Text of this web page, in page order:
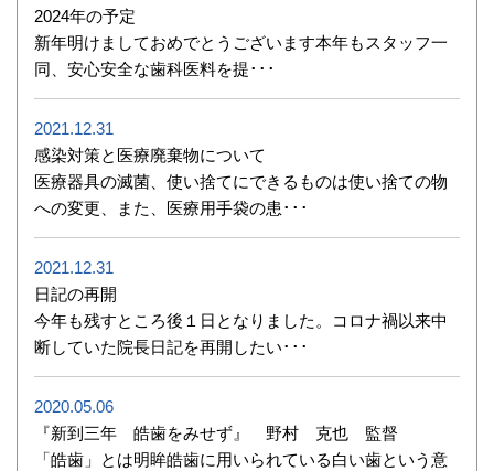
2024年の予定
新年明けましておめでとうございます本年もスタッフ一
同、安心安全な歯科医料を提･･･
2021.12.31
感染対策と医療廃棄物について
医療器具の滅菌、使い捨てにできるものは使い捨ての物
への変更、また、医療用手袋の患･･･
2021.12.31
日記の再開
今年も残すところ後１日となりました。コロナ禍以来中
断していた院長日記を再開したい･･･
2020.05.06
『新到三年 皓歯をみせず』 野村 克也 監督
「皓歯」とは明眸皓歯に用いられている白い歯という意